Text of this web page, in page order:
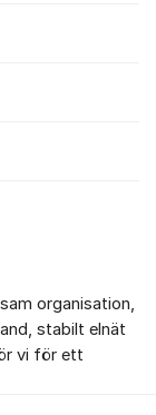
organisation,
stabilt elnät
vi för ett